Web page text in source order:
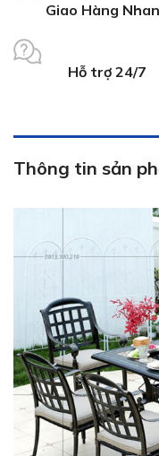
Giao Hàng
Hỗ trợ 24/7
Thông tin sản